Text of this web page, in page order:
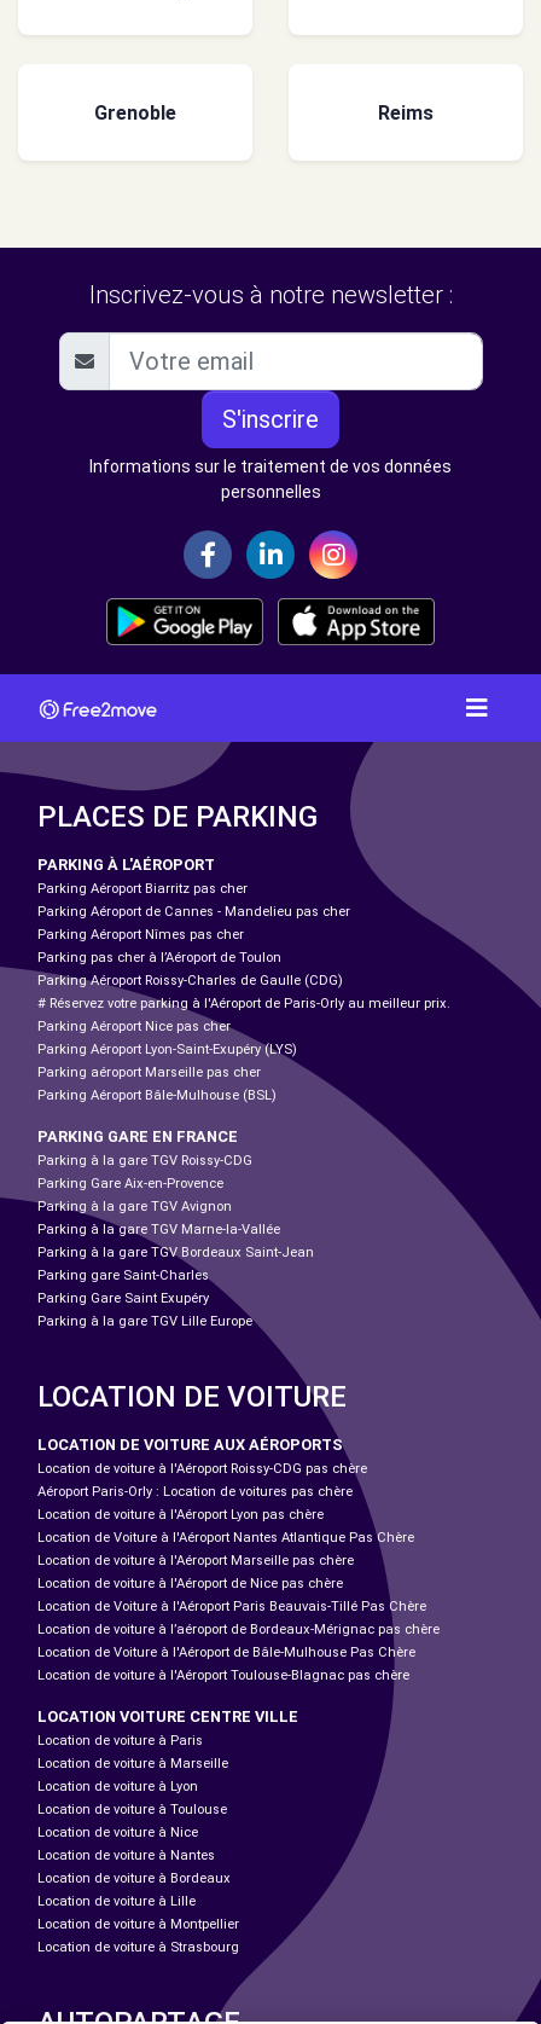
Grenoble Reims
Inscrivez-vous à notre newsletter :
S'inscrire
Informations sur le traitement de vos données
personnelles
PLACES DE PARKING
PARKING À L'AÉROPORT
Parking Aéroport Biarritz pas cher
Parking Aéroport de Cannes - Mandelieu pas cher
Parking Aéroport Nîmes pas cher
Parking pas cher à l’Aéroport de Toulon
Parking Aéroport Roissy-Charles de Gaulle (CDG)
# Réservez votre parking à l'Aéroport de Paris-Orly au meilleur prix.
Parking Aéroport Nice pas cher
Parking Aéroport Lyon-Saint-Exupéry (LYS)
Parking aéroport Marseille pas cher
Parking Aéroport Bâle-Mulhouse (BSL)
PARKING GARE EN FRANCE
Parking à la gare TGV Roissy-CDG
Parking Gare Aix-en-Provence
Parking à la gare TGV Avignon
Parking à la gare TGV Marne-la-Vallée
Parking à la gare TGV Bordeaux Saint-Jean
Parking gare Saint-Charles
Parking Gare Saint Exupéry
Parking à la gare TGV Lille Europe
LOCATION DE VOITURE
LOCATION DE VOITURE AUX AÉROPORTS
Location de voiture à l'Aéroport Roissy-CDG pas chère
Aéroport Paris-Orly : Location de voitures pas chère
Location de voiture à l'Aéroport Lyon pas chère
Location de Voiture à l'Aéroport Nantes Atlantique Pas Chère
Location de voiture à l'Aéroport Marseille pas chère
Location de voiture à l'Aéroport de Nice pas chère
Location de Voiture à l'Aéroport Paris Beauvais-Tillé Pas Chère
Location de voiture à l’aéroport de Bordeaux-Mérignac pas chère
Location de Voiture à l'Aéroport de Bâle-Mulhouse Pas Chère
Location de voiture à l'Aéroport Toulouse-Blagnac pas chère
LOCATION VOITURE CENTRE VILLE
Location de voiture à Paris
Location de voiture à Marseille
Location de voiture à Lyon
Location de voiture à Toulouse
Location de voiture à Nice
Location de voiture à Nantes
Location de voiture à Bordeaux
Location de voiture à Lille
Location de voiture à Montpellier
Location de voiture à Strasbourg